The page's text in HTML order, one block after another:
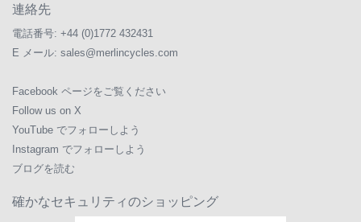
連絡先
電話番号: +44 (0)1772 432431
E メール: sales@merlincycles.com
Facebook ページをご覧ください
Follow us on X
YouTube でフォローしよう
Instagram でフォローしよう
ブログを読む
確かなセキュリティのショッピング